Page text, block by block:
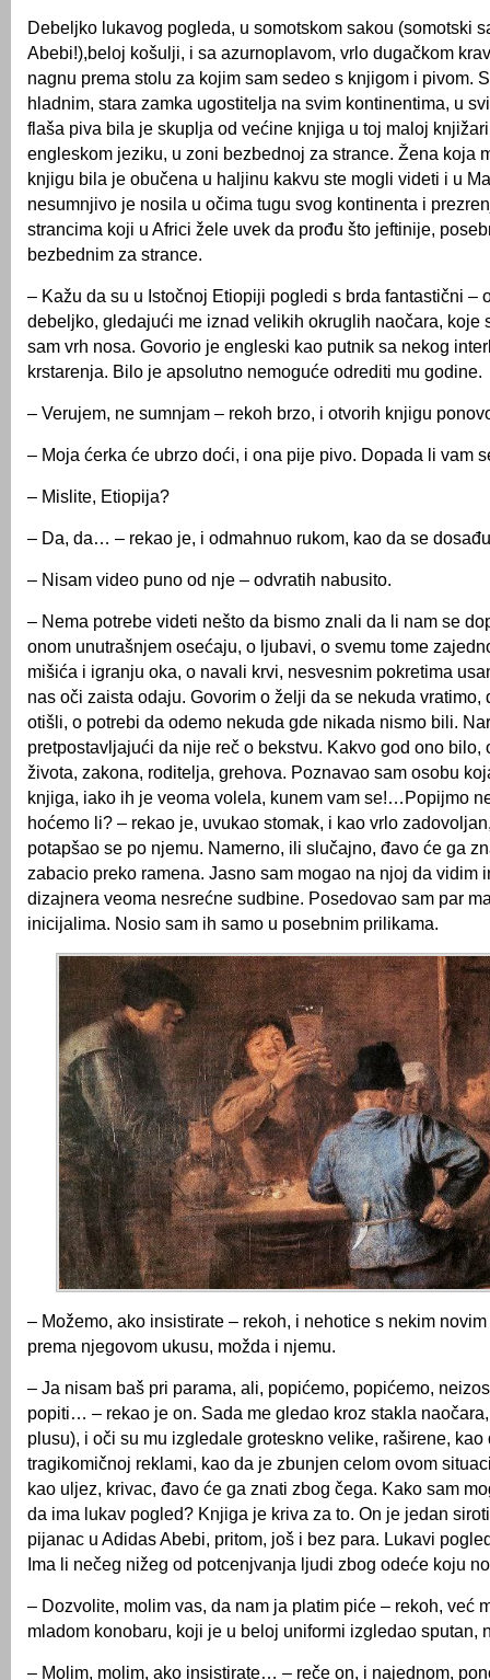
Debeljko lukavog pogleda, u somotskom sakou (somotski
Abebi!),beloj košulji, i sa azurnoplavom, vrlo dugačkom
nagnu prema stolu za kojim sam sedeo s knjigom i pivom.
hladnim, stara zamka ugostitelja na svim kontinentima, u
flaša piva bila je skuplja od većine knjiga u toj maloj
engleskom jeziku, u zoni bezbednoj za strance. Žena koja
knjigu bila je obučena u haljinu kakvu ste mogli videti i u
nesumnjivo je nosila u očima tugu svog kontinenta i
strancima koji u Africi žele uvek da prođu što jeftinije,
bezbednim za strance.
– Kažu da su u Istočnoj Etiopiji pogledi s brda fantastični –
debeljko, gledajući me iznad velikih okruglih naočara, koje
sam vrh nosa. Govorio je engleski kao putnik sa nekog
krstarenja. Bilo je apsolutno nemoguće odrediti mu godine.
– Verujem, ne sumnjam – rekoh brzo, i otvorih knjigu
– Moja ćerka će ubrzo doći, i ona pije pivo. Dopada li vam
– Mislite, Etiopija?
– Da, da… – rekao je, i odmahnuo rukom, kao da se
– Nisam video puno od nje – odvratih nabusito.
– Nema potrebe videti nešto da bismo znali da li nam se
onom unutrašnjem osećaju, o ljubavi, o svemu tome
mišića i igranju oka, o navali krvi, nesvesnim pokretima
nas oči zaista odaju. Govorim o želji da se nekuda vratimo,
otišli, o potrebi da odemo nekuda gde nikada nismo bili.
pretpostavljajući da nije reč o bekstvu. Kakvo god ono bilo,
života, zakona, roditelja, grehova. Poznavao sam osobu
knjiga, iako ih je veoma volela, kunem vam se!…Popijmo
hoćemo li? – rekao je, uvukao stomak, i kao vrlo
potapšao se po njemu. Namerno, ili slučajno, đavo će ga
zabacio preko ramena. Jasno sam mogao na njoj da vidim
dizajnera veoma nesrećne sudbine. Posedovao sam par
inicijalima. Nosio sam ih samo u posebnim prilikama.
– Možemo, ako insistirate – rekoh, i nehotice s nekim
prema njegovom ukusu, možda i njemu.
– Ja nisam baš pri parama, ali, popićemo, popićemo,
popiti… – rekao je on. Sada me gledao kroz stakla
plusu), i oči su mu izgledale groteskno velike, raširene,
tragikomičnoj reklami, kao da je zbunjen celom ovom
kao uljez, krivac, đavo će ga znati zbog čega. Kako sam
da ima lukav pogled? Knjiga je kriva za to. On je jedan
pijanac u Adidas Abebi, pritom, još i bez para. Lukavi
Ima li nečeg nižeg od potcenjvanja ljudi zbog odeće koju
– Dozvolite, molim vas, da nam ja platim piće – rekoh, već
mladom konobaru, koji je u beloj uniformi izgledao sputan,
– Molim, molim, ako insistirate… – reče on, i najednom,